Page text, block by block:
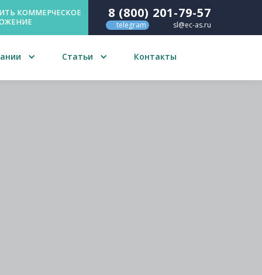
8 (800) 201-79-57
telegram sl@ec-as.ru
КОММЕРЧЕСКОЕ
Статьи Контакты